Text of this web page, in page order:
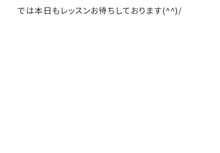
では本日もレッスンお待ちしております(^^)/